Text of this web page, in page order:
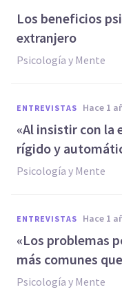
Los beneficios
extranjero
Psicología y Mente
ENTREVISTAS hace 1
«Al insistir con la
rígido y
Psicología y Mente
ENTREVISTAS hace 1
«Los problemas
más comunes
Psicología y Mente